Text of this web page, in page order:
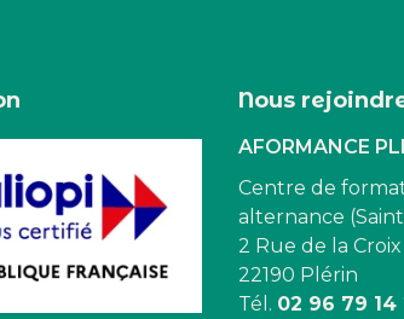
Nous
AFORMANCE
Centre de
alternance
2 Rue de la Croix
22190 Plérin
Tél. 02 96 79 14